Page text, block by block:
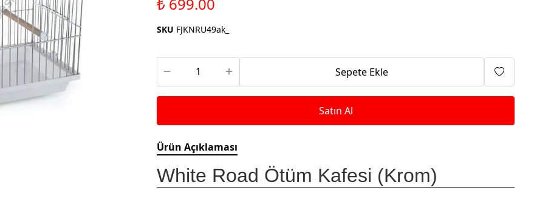
Saka ve Doğa Kuşu
Yemleri
Güvercin Yemleri
Kumlar
Mamalar
Krakerler
Kalamar Kemiği ve Gaga
Aparatları
SKU FJKNRU49ak_
Sepete Ekle
Satın Al
Ürün Açıklaması
White Road Ötüm Kafesi (Krom)